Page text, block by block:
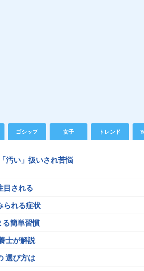
ゴシップ 女子 トレンド
汚い」扱いされ苦悩
目される
られる症状
る簡単習慣
士が解説
選び方は